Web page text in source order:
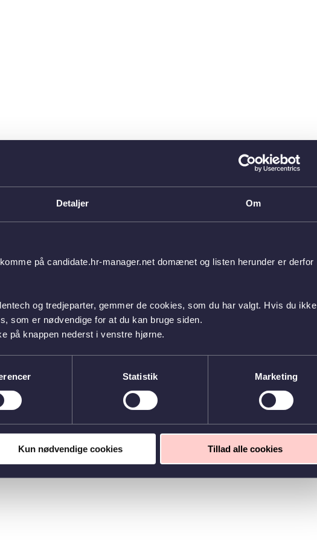
Detaljer Om
på candidate.hr-manager.net domænet og listen herunder er derfor
og tredjeparter, gemmer de cookies, som du har valgt. Hvis du ikke
som er nødvendige for at du kan bruge siden.
på knappen nederst i venstre hjørne.
Statistik Marketing
Kun nødvendige cookies Tillad alle cookies